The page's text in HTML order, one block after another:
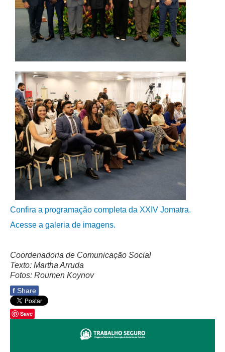
Assédio Eleitoral
Transparência
Portal Transparência
Gestão
Audiências e Sessões
Serviço de Informação ao Cidadão
Ouvidoria
Tecnologia da Informação e Comunicação
Gestão Orcamentária
Licitações, contratos e Instrumentos
Gestão de Pessoas
Auditoria e Prestação de Contas
Acessibilidade
LGPD
Legislação
Atos Administrativos
Confira a programação completa da XXIV Jomatra.
Acesse a galeria de imagens.
Coordenadoria de Comunicação Social
Texto: Martha Arruda
Fotos: Roumen Koynov
f Share
Save